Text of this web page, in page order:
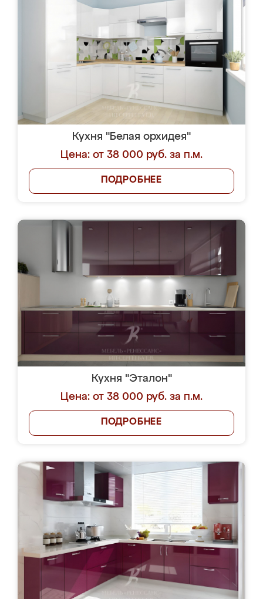
Кухня "Белая орхидея"
Цена: от 38 000 руб. за п.м.
ПОДРОБНЕЕ
Кухня "Эталон"
Цена: от 38 000 руб. за п.м.
ПОДРОБНЕЕ